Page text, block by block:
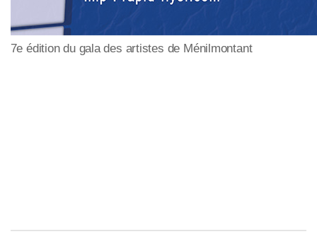
7e édition du gala des artistes de Ménilmontant